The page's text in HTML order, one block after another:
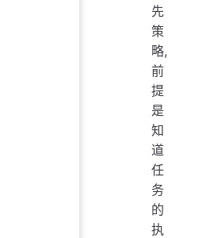
先
策
略,
前
提
是
知
道
任
务
的
执